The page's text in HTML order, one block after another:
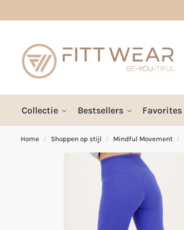
Collectie Bestsellers Favorites
Home / Shoppen op stijl / Mindful Movement /